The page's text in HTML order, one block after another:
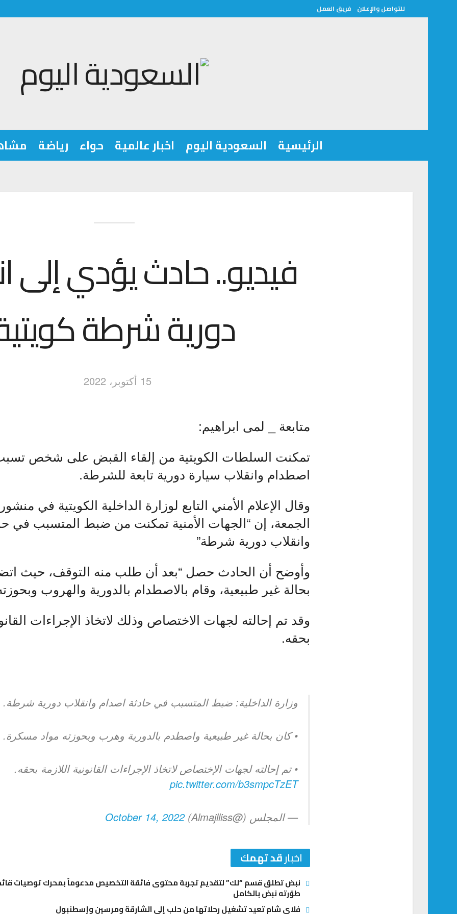
للتواصل والإعلان فريق العمل
الرئيسية السعودية اليوم اخبار عالمية حواء رياضة
فيديو.. حادث يؤدي إلى
دورية شرطة
15 أكتوبر، 2022
متابعة _ لمى ابراهيم:
تمكنت السلطات الكويتية من إلقاء القبض على شخص
اصطدام وانقلاب سيارة دورية تابعة للشرطة.
وقال الإعلام الأمني التابع لوزارة الداخلية الكويتية في
الجمعة، إن “الجهات الأمنية تمكنت من ضبط المتسبب في
وانقلاب دورية شرطة”
وأوضح أن الحادث حصل “بعد أن طلب منه التوقف، حيث
بحالة غير طبيعية، وقام بالاصطدام بالدورية والهروب
وقد تم إحالته لجهات الاختصاص وذلك لاتخاذ الإجراءات
بحقه.
وزارة الداخلية: ضبط المتسبب في حادثة اصدام وانقلاب دورية شرطة.
• كان بحالة غير طبيعية واصطدم بالدورية وهرب وبحوزته مواد مسكرة.
• تم إحالته لجهات الإختصاص لاتخاذ الإجراءات القانونية اللازمة بحقه.
pic.twitter.com/b3smpcTzET
— المجلس (@Almajlliss) October 14, 2022
اخبارقد تهمك
نبض تطلق قسم “لك” لتقديم تجربة محتوى فائقة التخصيص مدعوماً بمحرك توصيات
طوّرته نبض بالكامل
فلاي شام تعيد تشغيل رحلاتها من حلب إلى الشارقة ومرسين وإسطنبول